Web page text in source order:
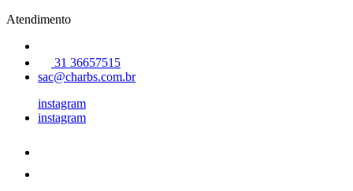
Atendimento
31 36657515
sac@charbs.com.br
instagram
instagram